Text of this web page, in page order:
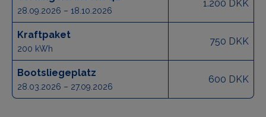
28.09.2026 – 18.10.2026
1.200 DKK
Kraftpaket
200 kWh
750 DKK
Bootsliegeplatz
28.03.2026 – 27.09.2026
600 DKK